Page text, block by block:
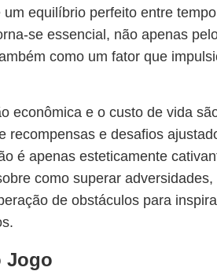
um equilíbrio perfeito entre
se essencial, não apenas
como um fator que
econômica e o custo de vida
recompensas e desafios
é apenas esteticamente
como superar
de obstáculos para
Jogo